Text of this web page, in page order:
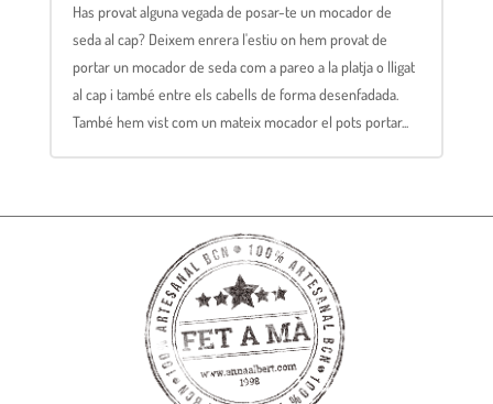
Has provat alguna vegada de posar-te un mocador de
seda al cap? Deixem enrera l'estiu on hem provat de
portar un mocador de seda com a pareo a la platja o lligat
al cap i també entre els cabells de forma desenfadada.
També hem vist com un mateix mocador el pots portar...